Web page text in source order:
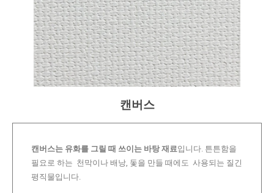
캔버스
캔버스는 유화를 그릴 때 쓰이는 바탕 재료입니다. 튼튼함을
필요로 하는 천막이나 배낭, 돛을 만들 때에도 사용되는 질긴
평직물입니다.